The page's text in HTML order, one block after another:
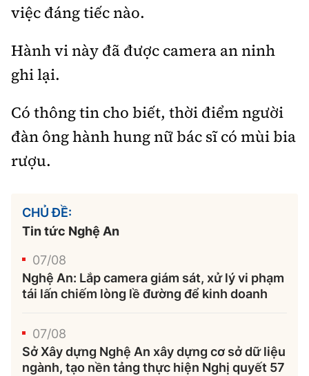
việc đáng tiếc nào.
Hành vi này đã được camera an ninh
ghi lại.
Có thông tin cho biết, thời điểm người
đàn ông hành hung nữ bác sĩ có mùi bia
rượu.
CHỦ ĐỀ:
Tin tức Nghệ An
07/08
Nghệ An: Lắp camera giám sát, xử lý vi phạm
tái lấn chiếm lòng lề đường để kinh doanh
07/08
Sở Xây dựng Nghệ An xây dựng cơ sở dữ liệu
ngành, tạo nền tảng thực hiện Nghị quyết 57